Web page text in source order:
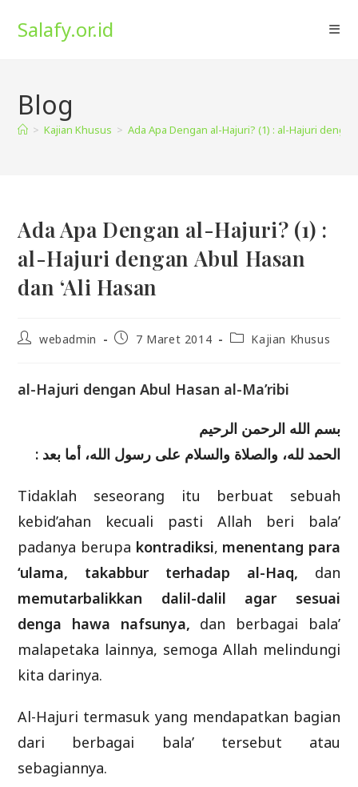
Salafy.or.id
Blog
> Kajian Khusus > Ada Apa Dengan al-Hajuri? (1) : al-Hajuri
Ada Apa Dengan al-Hajuri? (1) :
al-Hajuri dengan Abul Hasan
dan ‘Ali Hasan
Postwebadmin
Post7 Maret 2014
PostKajian Khusus
al-Hajuri dengan Abul Hasan al-Ma’ribi
بسم الله الرحمن الرحيم
الحمد لله، والصلاة والسلام على رسول الله،أما بعد :
Tidaklah seseorang itu berbuat sebuah
kebid’ahan kecuali pasti Allah beri bala’
padanya berupa kontradiksi, menentang para
‘ulama, takabbur terhadap al-Haq, dan
memutarbalikkan dalil-dalil agar sesuai
denga hawa nafsunya, dan berbagai bala’
malapetaka lainnya, semoga Allah melindungi
kita darinya.
Al-Hajuri termasuk yang mendapatkan bagian
dari berbagai bala’ tersebut atau
sebagiannya.